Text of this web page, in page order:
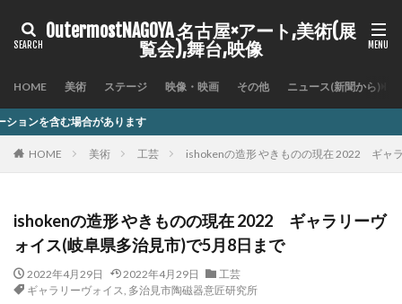
OutermostNAGOYA 名古屋×アート,美術(展
覧会),舞台,映像
HOME 美術 ステージ 映像・映画 その他 ニュース(新聞から)
す
HOME 美術 工芸 ishokenの造形 やきものの現在 2022 ギャ
ishokenの造形 やきものの現在 2022 ギャラリーヴ
ォイス(岐阜県多治見市)で5月8日まで
2022年4月29日 2022年4月29日
工芸
ギャラリーヴォイス, 多治見市陶磁器意匠研究所